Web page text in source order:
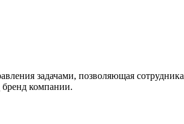
задачами, позволяющая
компании.